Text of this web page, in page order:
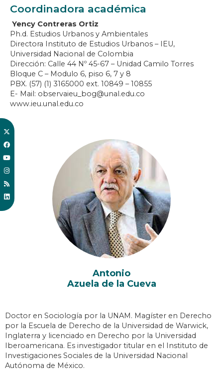
Coordinadora académica
Yency Contreras Ortiz
Ph.d. Estudios Urbanos y Ambientales
Directora Instituto de Estudios Urbanos – IEU,
Universidad Nacional de Colombia
Dirección: Calle 44 Nº 45-67 – Unidad Camilo Torres
Bloque C – Modulo 6, piso 6, 7 y 8
PBX. (57) (1) 3165000 ext. 10849 – 10855
E- Mail: observaieu_bog@unal.edu.co
www.ieu.unal.edu.co
Antonio
Azuela de la Cueva
Doctor en Sociología por la UNAM. Magíster en Derecho
por la Escuela de Derecho de la Universidad de Warwick,
Inglaterra y licenciado en Derecho por la Universidad
Iberoamericana. Es investigador titular en el Instituto de
Investigaciones Sociales de la Universidad Nacional
Autónoma de México.